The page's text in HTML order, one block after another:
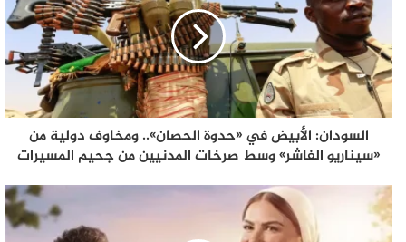
السودان: الأبيض في «حدوة الحصان».. ومخاوف دولية من
«سيناريو الفاشر» وسط صرخات المدنيين من جحيم المسيرات